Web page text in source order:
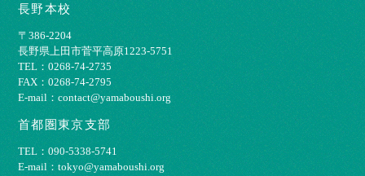
長野本校
〒386-2204
⻑野県上⽥市菅平⾼原1223-5751
TEL：0268-74-2735
FAX：0268-74-2795
E-mail：contact@yamaboushi.org
首都圏東京支部
TEL：090-5338-5741
E-mail：tokyo@yamaboushi.org